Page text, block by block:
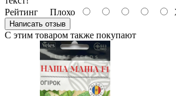
Рейтинг Плохо
Написать отзыв
С этим товаром также покупают